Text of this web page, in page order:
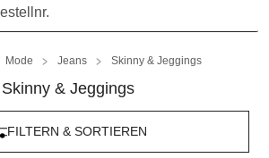
Mode Jeans Skinny & Jeggings
Skinny & Jeggings
FILTERN & SORTIEREN